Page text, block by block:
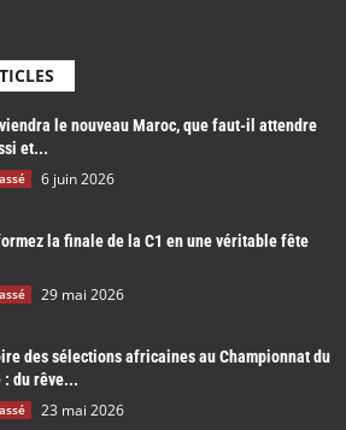
le nouveau Maroc, que faut-il attendre
et...
6 juin 2026
la finale de la C1 en une véritable fête
29 mai 2026
des sélections africaines au Championnat du
: du rêve...
23 mai 2026